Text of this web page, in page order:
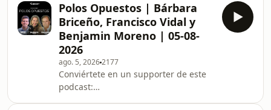
Polos Opuestos | Bárbara
Briceño, Francisco Vidal y
Benjamin Moreno | 05-08-
2026
ago. 5, 20262177
Conviértete en un supporter de este
podcast: